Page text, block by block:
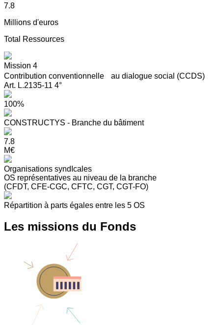
7.8
Millions d'euros
Total Ressources
Mission 4
Contribution conventionnelle au dialogue social (CCDS)
Art. L.2135-11 4°
100%
CONSTRUCTYS - Branche du bâtiment
7.8
M€
Organisations syndIcales
OS représentatives au niveau de la branche
(CFDT, CFE-CGC, CFTC, CGT, CGT-FO)
Répartition à parts égales entre les 5 OS
Les missions du Fonds